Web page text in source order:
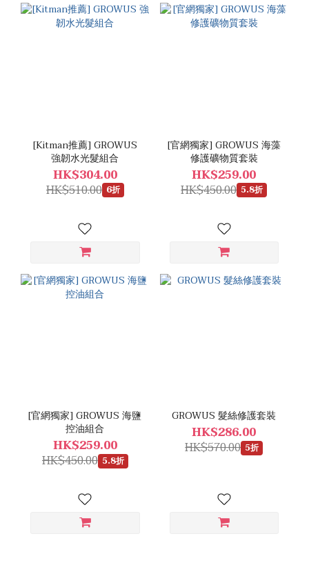
[Kitman推薦] GROWUS
強韌水光髮組合
HK$304.00
HK$510.00 6折
[官網獨家] GROWUS 海藻
修護礦物質套裝
HK$259.00
HK$450.00 5.8折
[官網獨家] GROWUS 海鹽
控油組合
HK$259.00
HK$450.00 5.8折
GROWUS 髮絲修護套裝
HK$286.00
HK$570.00 5折